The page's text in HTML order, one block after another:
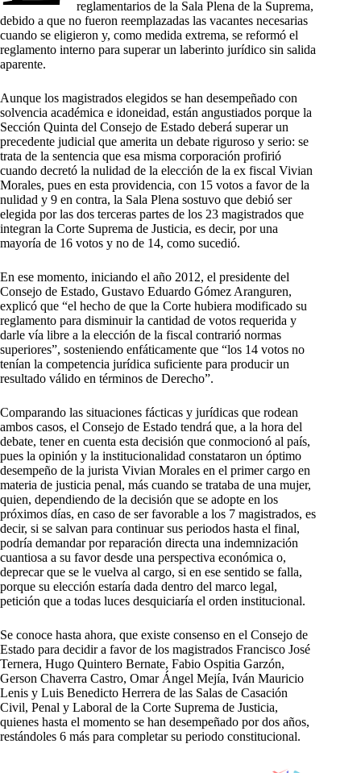
reglamentarios de la Sala Plena de la Suprema,
debido a que no fueron reemplazadas las vacantes necesarias
cuando se eligieron y, como medida extrema, se reformó el
reglamento interno para superar un laberinto jurídico sin salida
aparente.
Aunque los magistrados elegidos se han desempeñado con
solvencia académica e idoneidad, están angustiados porque la
Sección Quinta del Consejo de Estado deberá superar un
precedente judicial que amerita un debate riguroso y serio: se
trata de la sentencia que esa misma corporación profirió
cuando decretó la nulidad de la elección de la ex fiscal Vivian
Morales, pues en esta providencia, con 15 votos a favor de la
nulidad y 9 en contra, la Sala Plena sostuvo que debió ser
elegida por las dos terceras partes de los 23 magistrados que
integran la Corte Suprema de Justicia, es decir, por una
mayoría de 16 votos y no de 14, como sucedió.
En ese momento, iniciando el año 2012, el presidente del
Consejo de Estado, Gustavo Eduardo Gómez Aranguren,
explicó que “el hecho de que la Corte hubiera modificado su
reglamento para disminuir la cantidad de votos requerida y
darle vía libre a la elección de la fiscal contrarió normas
superiores”, sosteniendo enfáticamente que “los 14 votos no
tenían la competencia jurídica suficiente para producir un
resultado válido en términos de Derecho”.
Comparando las situaciones fácticas y jurídicas que rodean
ambos casos, el Consejo de Estado tendrá que, a la hora del
debate, tener en cuenta esta decisión que conmocionó al país,
pues la opinión y la institucionalidad constataron un óptimo
desempeño de la jurista Vivian Morales en el primer cargo en
materia de justicia penal, más cuando se trataba de una mujer,
quien, dependiendo de la decisión que se adopte en los
próximos días, en caso de ser favorable a los 7 magistrados, es
decir, si se salvan para continuar sus periodos hasta el final,
podría demandar por reparación directa una indemnización
cuantiosa a su favor desde una perspectiva económica o,
deprecar que se le vuelva al cargo, si en ese sentido se falla,
porque su elección estaría dada dentro del marco legal,
petición que a todas luces desquiciaría el orden institucional.
Se conoce hasta ahora, que existe consenso en el Consejo de
Estado para decidir a favor de los magistrados Francisco José
Ternera, Hugo Quintero Bernate, Fabio Ospitia Garzón,
Gerson Chaverra Castro, Omar Ángel Mejía, Iván Mauricio
Lenis y Luis Benedicto Herrera de las Salas de Casación
Civil, Penal y Laboral de la Corte Suprema de Justicia,
quienes hasta el momento se han desempeñado por dos años,
restándoles 6 más para completar su periodo constitucional.